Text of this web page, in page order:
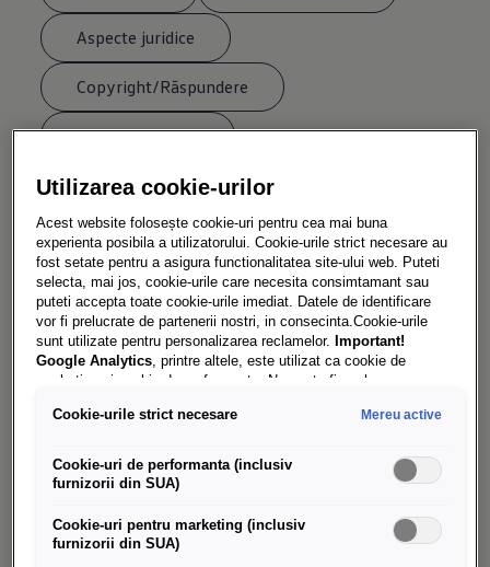
Aspecte juridice
Copyright/Răspundere
Directiva cookie
Condiții privind linkurile
Acest website este creat şi administrat de o
societate a Concernului Porsche ("Porsche")  şi
acestui website.
Porsche încurajează şi permite realizarea de
link-uri, corecte din punct de vedere legal, cu
pagina principală şi toate celelalte pagini web
Utilizarea cookie-urilor
Acest website folosește cookie-uri pentru cea mai buna
experienta posibila a utilizatorului. Cookie-urile strict necesare au
fost setate pentru a asigura functionalitatea site-ului web. Puteti
selecta, mai jos, cookie-urile care necesita consimtamant sau
puteti accepta toate cookie-urile imediat. Datele de identificare
vor fi prelucrate de partenerii nostri, in consecinta.Cookie-urile
sunt utilizate pentru personalizarea reclamelor.
Important!
Google Analytics, printre altele, este utilizat ca cookie de
marketing și cookie de performanta. Nu poate fi exclus ca
Aceasta tara are un nivel mai scazut de protectie a datelor decat
de securitate din SUA sa obtina acces la date datorita legislatiei
actuale. Ca urmare, interferenta cu drepturile și libertatile
setarea cookie-urilor in scopuri de marketing sau a cookie-
urilor de performanta, sunteti de acord, in mod expres, cu
Cookie-urile strict necesare Mereu active
Cookie-uri de performanta (inclusiv
furnizorii din SUA)
Cookie-uri pentru marketing (inclusiv
furnizorii din SUA)